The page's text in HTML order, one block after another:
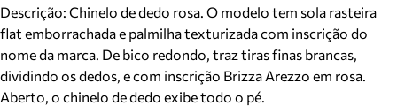
Descrição: Chinelo de dedo rosa. O modelo tem sola rasteira
flat emborrachada e palmilha texturizada com inscrição do
nome da marca. De bico redondo, traz tiras finas brancas,
dividindo os dedos, e com inscrição Brizza Arezzo em rosa.
Aberto, o chinelo de dedo exibe todo o pé.